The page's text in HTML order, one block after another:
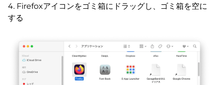
Firefoxアイコンをゴミ箱にドラッグし、ゴミ箱を空に
する